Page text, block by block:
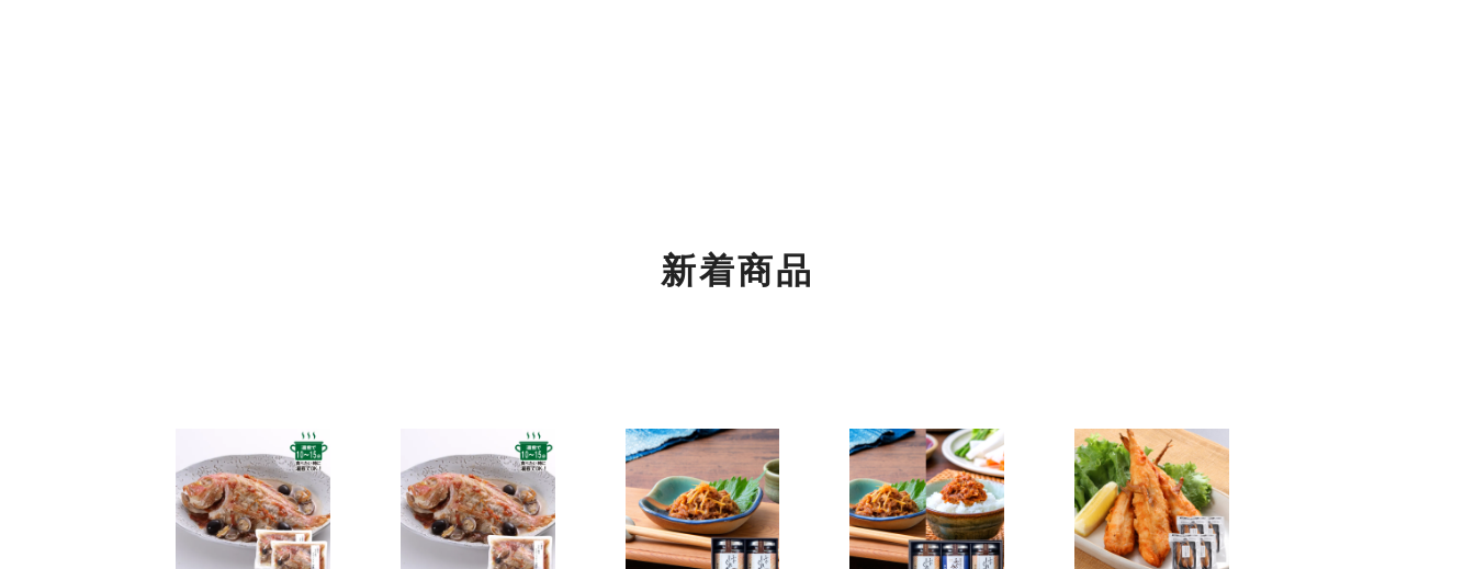
2025年2月25日 【本店カフェのお知らせ】
春の新作パンケーキ「SHINWA抹茶パンケーキ 大田いちご」「SHINWAパンケーキ いちごミルフィーユ」が3月より登場です！
こちら
2025年2月22日 BSS山陰放送「JOY!＋」にて和田珍味の「ふぐ味醂干」「ふぐ一夜干」が紹介されました
新着商品